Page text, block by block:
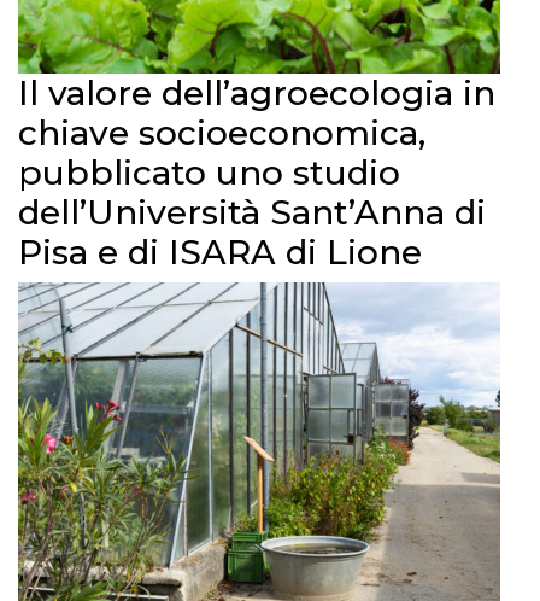
Il valore dell’agroecologia in
chiave socioeconomica,
pubblicato uno studio
dell’Università Sant’Anna di
Pisa e di ISARA di Lione